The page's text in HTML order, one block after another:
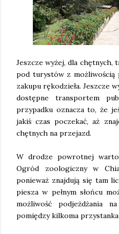
Jeszcze wyżej, dla chętnych,
pod turystów z
zakupu rękodzieła. Jeszcze
dostępne transportem
przypadku oznacza to, że
jakiś czas poczekać, aż
chętnych na przejazd.
W drodze powrotnej
Ogród zoologiczny w
ponieważ znajdują się tam
piesza w pełnym słońcu
możliwość podjeżdżania
pomiędzy kilkoma